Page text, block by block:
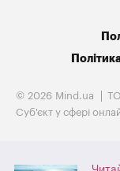
© 2026 Mind.ua
Cуб'єкт у сфері